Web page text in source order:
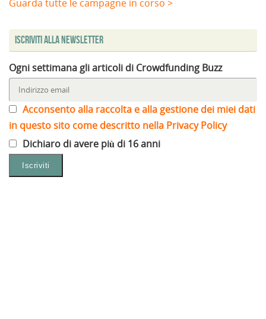
Guarda tutte le campagne in corso >
Iscriviti alla Newsletter
Ogni settimana gli articoli di Crowdfunding Buzz
Acconsento alla raccolta e alla gestione dei miei dati
in questo sito come descritto nella Privacy Policy
Dichiaro di avere più di 16 anni